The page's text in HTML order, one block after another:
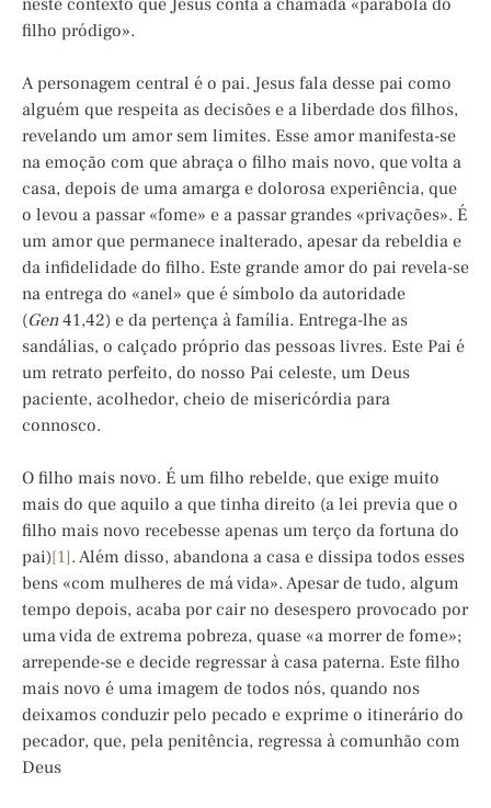
neste contexto que Jesus conta a chamada «parábola do
filho pródigo».
A personagem central é o pai. Jesus fala desse pai como
alguém que respeita as decisões e a liberdade dos filhos,
revelando um amor sem limites. Esse amor manifesta-se
na emoção com que abraça o filho mais novo, que volta a
casa, depois de uma amarga e dolorosa experiência, que
o levou a passar «fome» e a passar grandes «privações». É
um amor que permanece inalterado, apesar da rebeldia e
da infidelidade do filho. Este grande amor do pai revela-se
na entrega do «anel» que é símbolo da autoridade
(Gen41,42) e da pertença à família. Entrega-lhe as
sandálias, o calçado próprio das pessoas livres. Este Pai é
um retrato perfeito, do nosso Pai celeste, um Deus
paciente, acolhedor, cheio de misericórdia para
connosco.
O filho mais novo. É um filho rebelde, que exige muito
mais do que aquilo a que tinha direito (a lei previa que o
filho mais novo recebesse apenas um terço da fortuna do
pai)[1]. Além disso, abandona a casa e dissipa todos esses
bens «com mulheres de má vida». Apesar de tudo, algum
tempo depois, acaba por cair no desespero provocado por
uma vida de extrema pobreza, quase «a morrer de fome»;
arrepende-se e decide regressar à casa paterna. Este filho
mais novo é uma imagem de todos nós, quando nos
deixamos conduzir pelo pecado e exprime o itinerário do
pecador, que, pela penitência, regressa à comunhão com
Deus